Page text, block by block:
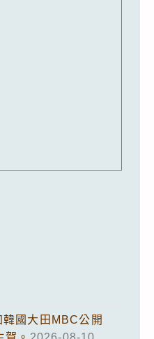
國大田MBC公開